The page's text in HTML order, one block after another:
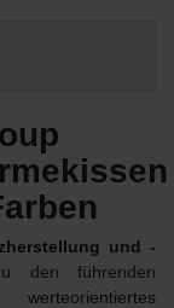
und -
den führenden